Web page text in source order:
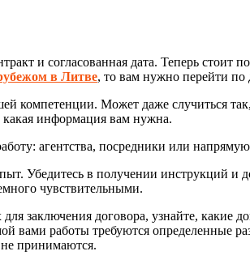
и согласованная дата. Теперь стоит
в Литве, то вам нужно перейти по
компетенции. Может даже случиться
какая информация вам нужна.
агентства, посредники или
Убедитесь в получении инструкций
чувствительными.
заключения договора, узнайте, какие
вами работы требуются определенные
принимаются.